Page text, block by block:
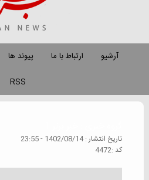
آرشیو ارتباط با ما پیوند ها
RSS
تاريخ انتشار :1402/08/14 - 23:55
كد :4472